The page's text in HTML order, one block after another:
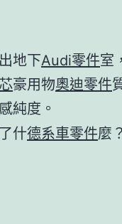
地下Audi零件室
豪用物奧迪零件
純度。
什德系車零件麼？